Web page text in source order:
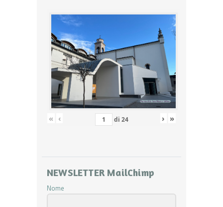
« ‹ di 24 › »
NEWSLETTER MailChimp
Nome